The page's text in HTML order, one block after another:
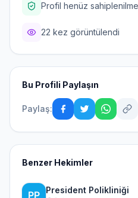
Profil henüz
22 kez görüntülendi
Bu Profili Paylaşın
Paylaş:
Benzer Hekimler
President Polikliniği